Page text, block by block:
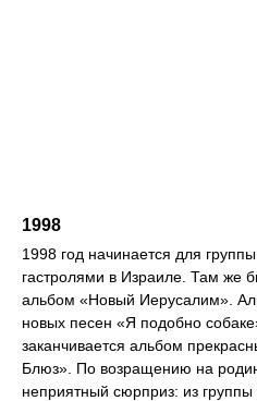
1998
1998 год начинается для
гастролями в Израиле. Там же
альбом «Новый Иерусалим».
новых песен «Я подобно
заканчивается альбом
Блюз». По возращению на
неприятный сюрприз: из